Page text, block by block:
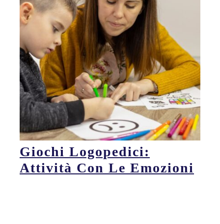
Giochi Logopedici:
Attività Con Le Emozioni